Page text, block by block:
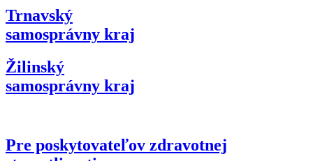
Trnavský
samosprávny kraj
Žilinský
samosprávny kraj
Pre poskytovateľov zdravotnej